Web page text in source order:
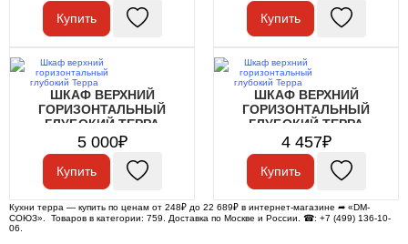
Купить Купить
ШКАФ ВЕРХНИЙ
ГОРИЗОНТАЛЬНЫЙ
ГЛУБОКИЙ ТЕРРА
5 000₽
Купить
ШКАФ ВЕРХНИЙ
ГОРИЗОНТАЛЬНЫЙ
ГЛУБОКИЙ ТЕРРА
4 457₽
Купить
Кухни терра — купить по ценам от 248₽ до 22 689₽ в интернет-магазине ➦ «DM-
СОЮЗ». Товаров в категории: 759. Доставка по Москве и России. ☎: +7 (499) 136-10-
06.